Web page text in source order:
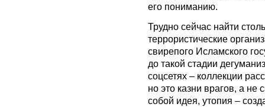
его пониманию.
Трудно сейчас найти
террористические
свирепого Исламского
до такой стадии
соцсетях – коллекции
но это казни врагов, а
собой идея, утопия –